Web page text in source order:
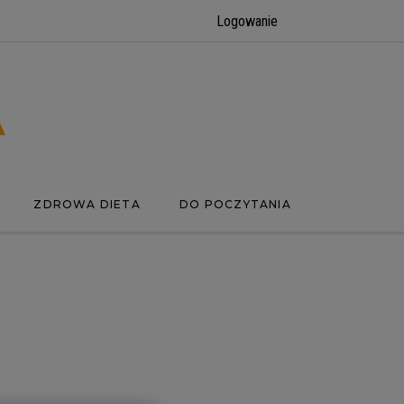
Logowanie
ZDROWA DIETA DO POCZYTANIA